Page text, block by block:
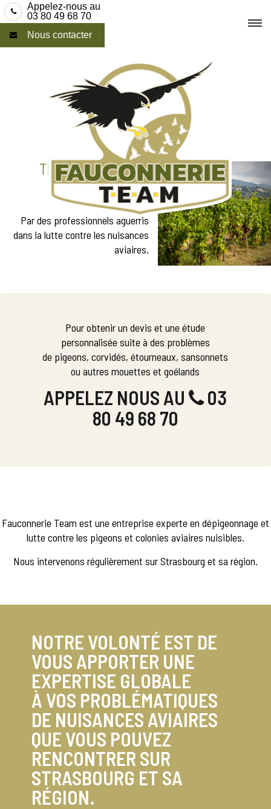
Skip
to
content
Appelez-nous au
03 80 49 68 70
Nous contacter
TRAITEMENT ANTI-
PIGEONS À
STRASBOURG
Par des professionnels aguerris
dans la lutte contre les nuisances
aviaires.
Pour obtenir un devis et une étude
personnalisée suite à des problèmes
de pigeons, corvidés, étourneaux, sansonnets
ou autres mouettes et goélands
APPELEZ NOUS AU
03
80 49 68 70
Fauconnerie Team est une entreprise experte en dépigeonnage et
lutte contre les pigeons et colonies aviaires nuisibles.
Nous intervenons régulièrement sur Strasbourg et sa région.
NOTRE VOLONTÉ EST DE
VOUS APPORTER UNE
EXPERTISE GLOBALE
À VOS PROBLÉMATIQUES
DE NUISANCES AVIAIRES
QUE VOUS POUVEZ
RENCONTRER SUR
STRASBOURG ET SA
RÉGION.